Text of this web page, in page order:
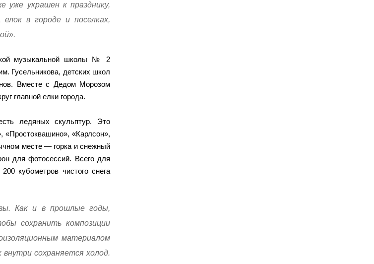
уже украшен к празднику,
в городе и поселках,
музыкальной школы № 2
Гусельникова, детских школ
Вместе с Дедом Морозом
главной елки города.
ледяных скульптур. Это
«Карлсон»,
месте — горка и снежный
для фотосессий. Всего для
кубометров чистого снега
Как и в прошлые годы,
сохранить композиции
материалом
сохраняется холод.